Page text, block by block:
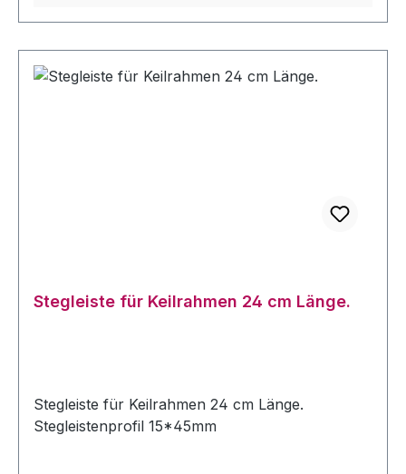
Stegleiste für Keilrahmen 24 cm Länge.
Stegleiste für Keilrahmen 24 cm Länge.
Stegleistenprofil 15*45mm